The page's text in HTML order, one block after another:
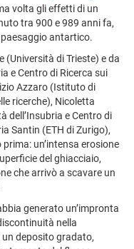
volta gli effetti di un
tra 900 e 989 anni fa,
antartico.
(Università di Trieste) e da
e Centro di Ricerca sui
Azzaro (Istituto di
ricerche), Nicoletta
dell’Insubria e Centro di
Santin (ETH di Zurigo),
un’intensa erosione
del ghiacciaio,
che arrivò a scavare un
generato un’impronta
nella
deposito gradato,